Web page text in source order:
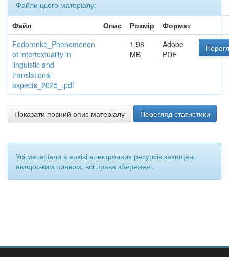
Файли цього матеріалу:
Файл
Опис Розмір
Формат
Fedorenko_Phenomenon
of intertextuality in
linguistic and
translational
aspects_2025_.pdf
1,98
MB
Adobe
PDF
Показати повний опис матеріалу Перегляд статистики
Усі матеріали в архіві електронних ресурсів захищені
авторським правом, всі права збережені.